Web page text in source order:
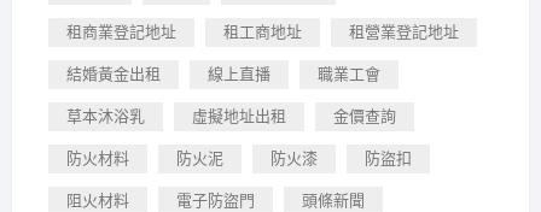
租商業登記地址 租工商地址 租營業登記地址
結婚黃金出租 線上直播 職業工會
草本沐浴乳 虛擬地址出租 金價查詢
防火材料 防火泥 防火漆 防盜扣
阻火材料 電子防盜門 頭條新聞